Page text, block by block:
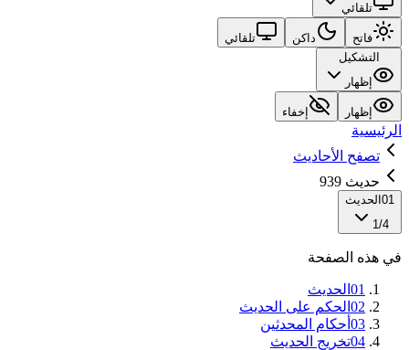
تلقائي
فاتح داكن
تلقائي
التشكيل
إظهار
إظهار إخفاء
الرئيسية
تصفح الأحاديث
حديث 939
01 الحديث
1/4
في هذه الصفحة
01 الحديث
02 الحكم على الحديث
03 أحكام المحدثين
04تخريج الحديث